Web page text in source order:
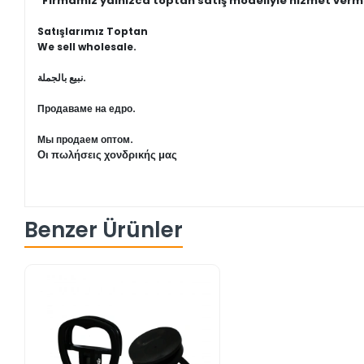
Satışlarımız Toptan
We sell wholesale.
نبيع بالجملة.
Продаваме на едро.
Мы продаем оптом.
Οι πωλήσεις χονδρικής μας
Benzer Ürünler